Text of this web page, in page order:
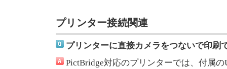
プリンター接続関連
プリンターに直接カメラをつないで印刷
PictBridge対応のプリンターでは、付属